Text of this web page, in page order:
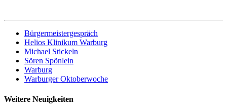
Bürgermeistergespräch
Helios Klinikum Warburg
Michael Stickeln
Sören Spönlein
Warburg
Warburger Oktoberwoche
Weitere Neuigkeiten